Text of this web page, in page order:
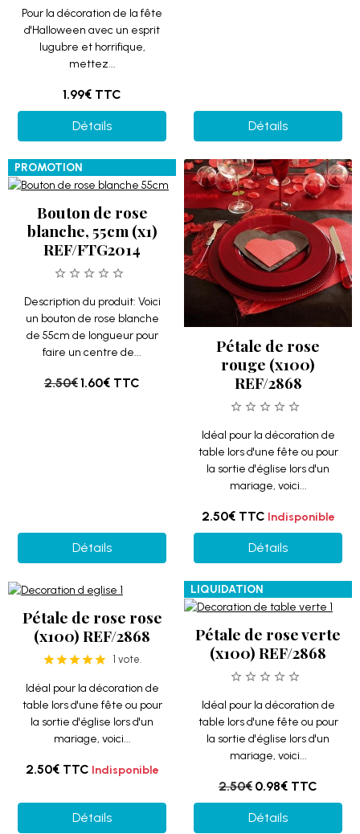
Pour la décoration de la fête
d'Halloween avec un esprit
lugubre et horrifique,
mettez...
1.99€ TTC
Détails Détails
PROMOTION
Bouton de rose
blanche, 55cm (x1)
REF/FTG2014
Description du produit: Voici
un bouton de rose blanche
de 55cm de longueur pour
faire un centre de...
2.50€1.60€ TTC
Détails
Pétale de rose
rouge (x100)
REF/2868
Idéal pour la décoration de
table lors d'une fête ou pour
la sortie d'église lors d'un
mariage, voici...
2.50€ TTC Indisponible
Détails
Pétale de rose rose
(x100) REF/2868
1 vote.
Idéal pour la décoration de
table lors d'une fête ou pour
la sortie d'église lors d'un
mariage, voici...
2.50€ TTC Indisponible
Détails
LIQUIDATION
Pétale de rose verte
(x100) REF/2868
Idéal pour la décoration de
table lors d'une fête ou pour
la sortie d'église lors d'un
mariage, voici...
2.50€ 0.98€ TTC
Détails